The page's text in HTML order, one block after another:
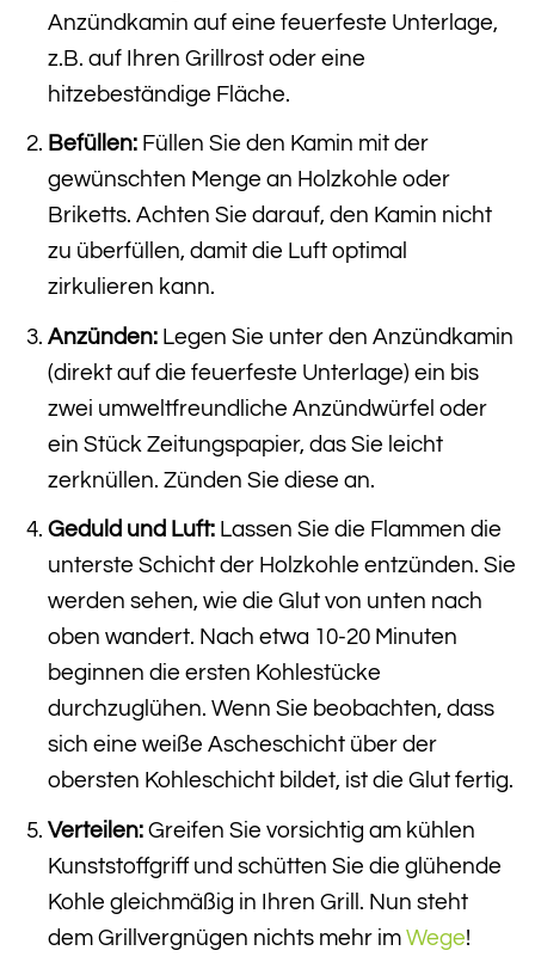
Anzündkamin auf eine feuerfeste Unterlage,
z.B. auf Ihren Grillrost oder eine
hitzebeständige Fläche.
Befüllen:Füllen Sie den Kamin mit der
gewünschten Menge an Holzkohle oder
Briketts. Achten Sie darauf, den Kamin nicht
zu überfüllen, damit die Luft optimal
zirkulieren kann.
Anzünden:Legen Sie unter den Anzündkamin
(direkt auf die feuerfeste Unterlage) ein bis
zwei umweltfreundliche Anzündwürfel oder
ein Stück Zeitungspapier, das Sie leicht
zerknüllen. Zünden Sie diese an.
Geduld und Luft:Lassen Sie die Flammen die
unterste Schicht der Holzkohle entzünden. Sie
werden sehen, wie die Glut von unten nach
oben wandert. Nach etwa 10-20 Minuten
beginnen die ersten Kohlestücke
durchzuglühen. Wenn Sie beobachten, dass
sich eine weiße Ascheschicht über der
obersten Kohleschicht bildet, ist die Glut fertig.
Verteilen:Greifen Sie vorsichtig am kühlen
Kunststoffgriff und schütten Sie die glühende
Kohle gleichmäßig in Ihren Grill. Nun steht
dem Grillvergnügen nichts mehr im Wege!